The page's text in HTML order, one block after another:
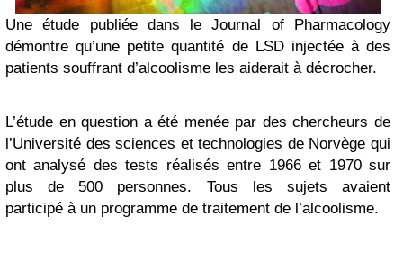
Une étude publiée dans le Journal of Pharmacology
démontre qu’une petite quantité de LSD injectée à des
patients souffrant d’alcoolisme les aiderait à décrocher.
L’étude en question a été menée par des chercheurs de
l’Université des sciences et technologies de Norvège qui
ont analysé des tests réalisés entre 1966 et 1970 sur
plus de 500 personnes. Tous les sujets avaient
participé à un programme de traitement de l’alcoolisme.